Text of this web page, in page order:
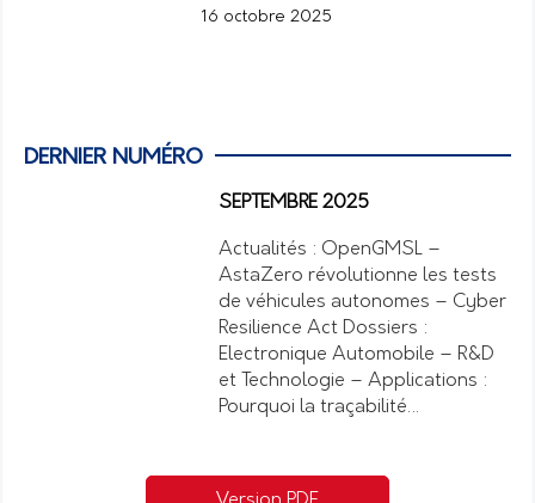
16 octobre 2025
DERNIER NUMÉRO
SEPTEMBRE 2025
Actualités : OpenGMSL –
AstaZero révolutionne les tests
de véhicules autonomes – Cyber
Resilience Act Dossiers :
Electronique Automobile – R&D
et Technologie – Applications :
Pourquoi la traçabilité…